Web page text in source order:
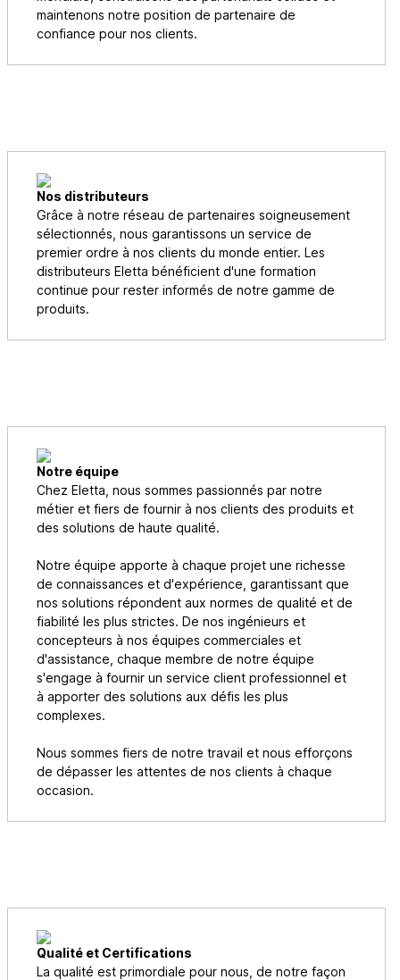
maintenons notre position de partenaire de
confiance pour nos clients.
Nos distributeurs
Grâce à notre réseau de partenaires soigneusement
sélectionnés, nous garantissons un service de
premier ordre à nos clients du monde entier. Les
distributeurs Eletta bénéficient d'une formation
continue pour rester informés de notre gamme de
produits.
Notre équipe
Chez Eletta, nous sommes passionnés par notre
métier et fiers de fournir à nos clients des produits et
des solutions de haute qualité.
Notre équipe apporte à chaque projet une richesse
de connaissances et d'expérience, garantissant que
nos solutions répondent aux normes de qualité et de
fiabilité les plus strictes. De nos ingénieurs et
concepteurs à nos équipes commerciales et
d'assistance, chaque membre de notre équipe
s'engage à fournir un service client professionnel et
à apporter des solutions aux défis les plus
complexes.
Nous sommes fiers de notre travail et nous efforçons
de dépasser les attentes de nos clients à chaque
occasion.
Qualité et Certifications
La qualité est primordiale pour nous, de notre façon